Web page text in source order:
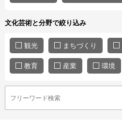
文化芸術と分野で絞り込み
観光 まちづくり
教育 産業 環境